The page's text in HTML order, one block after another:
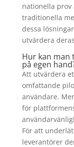
nationella prov
traditionella
dessa
utvärdera
Hur kan
på egen
Att utvärdera
omfattande
användare.
för
För att
leverantörer